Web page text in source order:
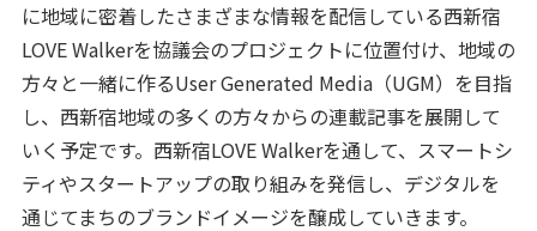
に地域に密着したさまざまな情報を配信している西新宿
LOVE Walkerを協議会のプロジェクトに位置付け、地域の
方々と一緒に作るUser Generated Media（UGM）を目指
し、西新宿地域の多くの方々からの連載記事を展開して
いく予定です。西新宿LOVE Walkerを通して、スマートシ
ティやスタートアップの取り組みを発信し、デジタルを
通じてまちのブランドイメージを醸成していきます。